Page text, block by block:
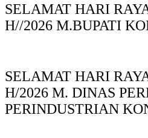
SELAMAT HARI
H//2026 M.BUPATI
SELAMAT HARI
H/2026 M. DINAS
PERINDUSTRIAN